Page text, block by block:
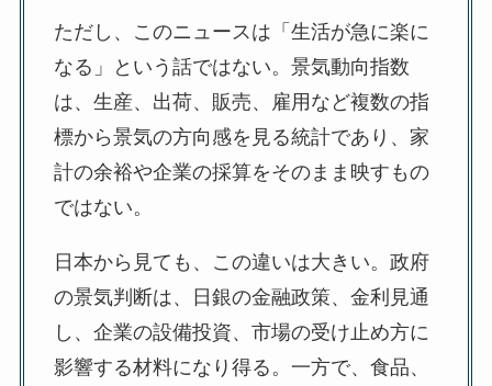
ただし、このニュースは「生活が急に楽に
なる」という話ではない。景気動向指数
は、生産、出荷、販売、雇用など複数の指
標から景気の方向感を見る統計であり、家
計の余裕や企業の採算をそのまま映すもの
ではない。
日本から見ても、この違いは大きい。政府
の景気判断は、日銀の金融政策、金利見通
し、企業の設備投資、市場の受け止め方に
影響する材料になり得る。一方で、食品、